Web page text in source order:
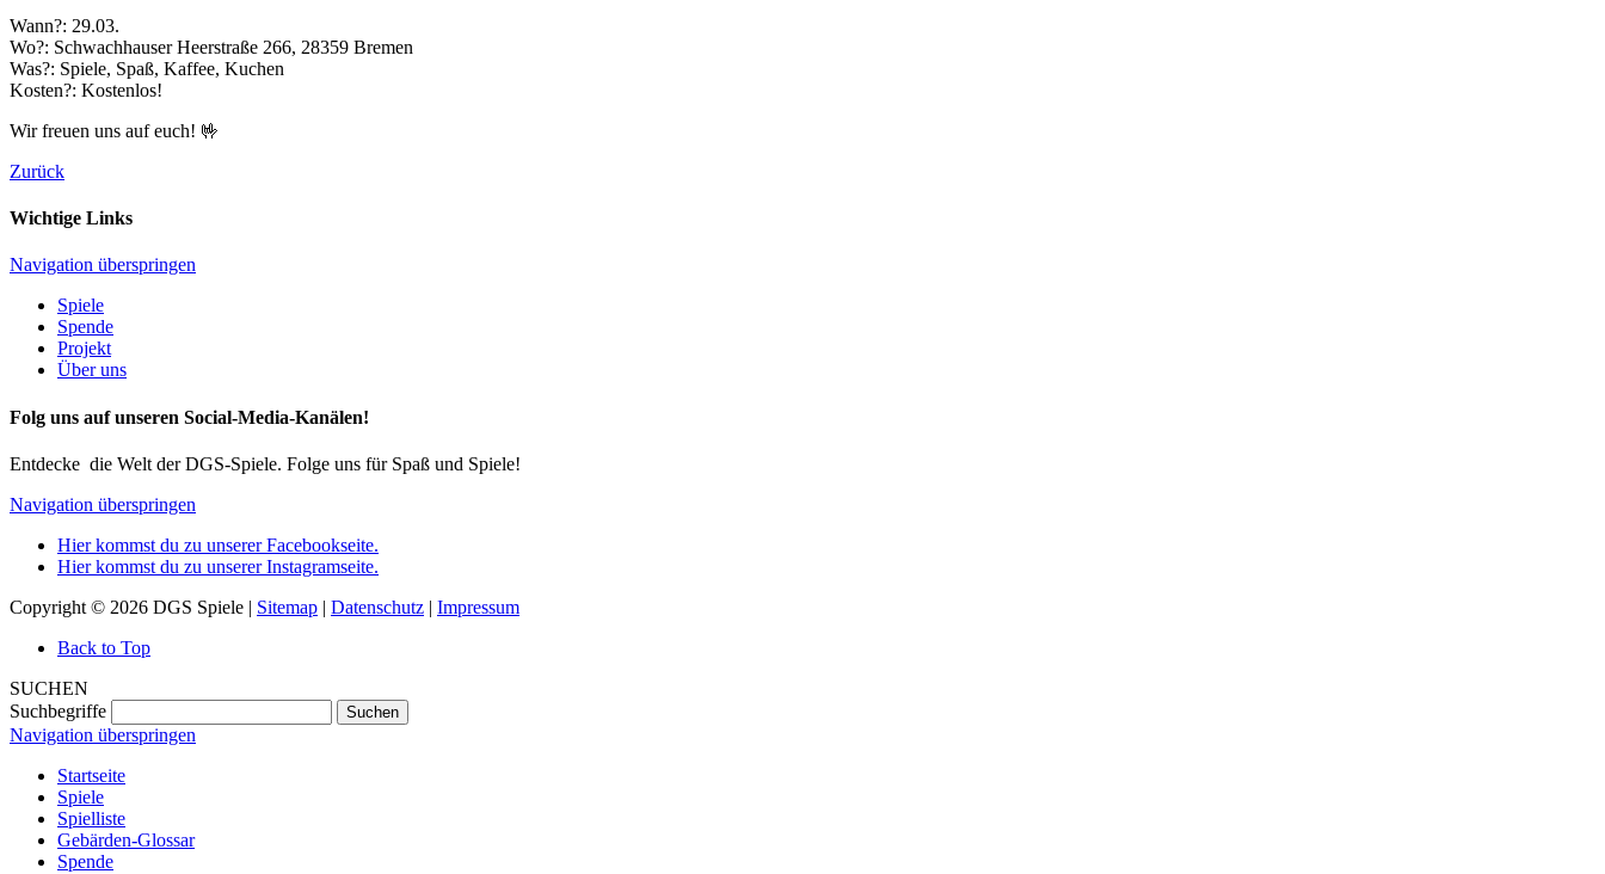
Wann?: 29.03.
Wo?: Schwachhauser Heerstraße 266, 28359 Bremen
Was?: Spiele, Spaß, Kaffee, Kuchen
Kosten?: Kostenlos!
Wir freuen uns auf euch! 🤟
Zurück
Wichtige Links
Navigation überspringen
Spiele
Spende
Projekt
Über uns
Folg uns auf unseren Social-Media-Kanälen!
Entdecke die Welt der DGS-Spiele. Folge uns für Spaß und Spiele!
Navigation überspringen
Hier kommst du zu unserer Facebookseite.
Hier kommst du zu unserer Instagramseite.
Copyright © 2026 DGS Spiele | Sitemap | Datenschutz | Impressum
Back to Top
SUCHEN
Suchbegriffe
Suchen
Navigation überspringen
Startseite
Spiele
Spielliste
Gebärden-Glossar
Spende